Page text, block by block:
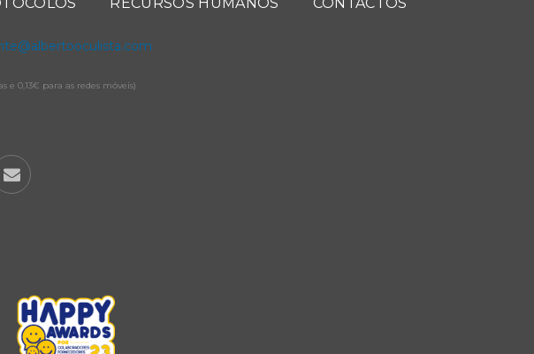
e 0,13€ para as redes móveis)